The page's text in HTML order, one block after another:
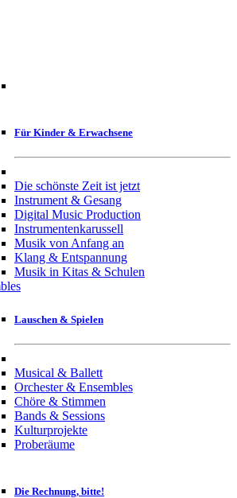
Für Kinder & Erwachsene
Die schönste Zeit ist jetzt
Instrument & Gesang
Digital Music Production
Instrumentenkarussell
Musik von Anfang an
Klang & Entspannung
Musik in Kitas & Schulen
Lauschen & Spielen
Musical & Ballett
Orchester & Ensembles
Chöre & Stimmen
Bands & Sessions
Kulturprojekte
Proberäume
Die Rechnung, bitte!